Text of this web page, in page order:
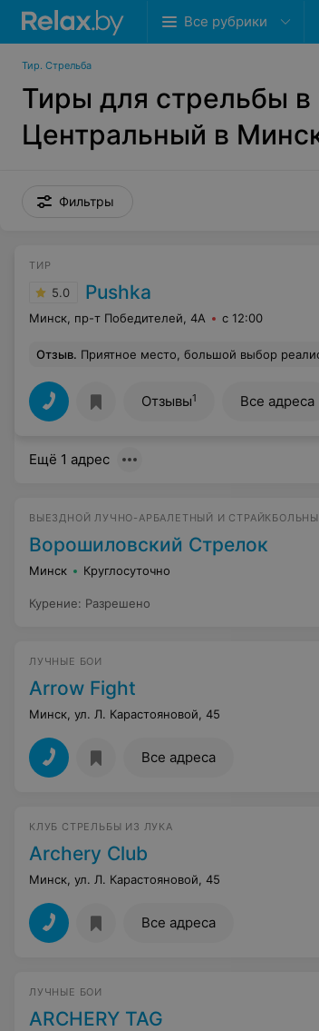
Все рубрики
Тир. Стрельба
Тиры для стрельбы в
Центральный в
Фильтры
ТИР
5.0 Pushka
Минск, пр-т Победителей, 4А с 12:00
Отзыв. Приятное место, большой выбор реалистичного оружия, очень
Отзывы1 Все адреса
Ещё 1 адрес
ВЫЕЗДНОЙ ЛУЧНО-АРБАЛЕТНЫЙ И
Ворошиловский Стрелок
Минск Круглосуточно
Курение: Разрешено
ЛУЧНЫЕ БОИ
Arrow Fight
Минск, ул. Л. Карастояновой, 45
Все адреса
КЛУБ СТРЕЛЬБЫ ИЗ ЛУКА
Archery Club
Минск, ул. Л. Карастояновой, 45
Все адреса
ЛУЧНЫЕ БОИ
ARCHERY TAG